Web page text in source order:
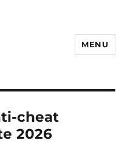
Ini Pasti
MENU
cheat
2026